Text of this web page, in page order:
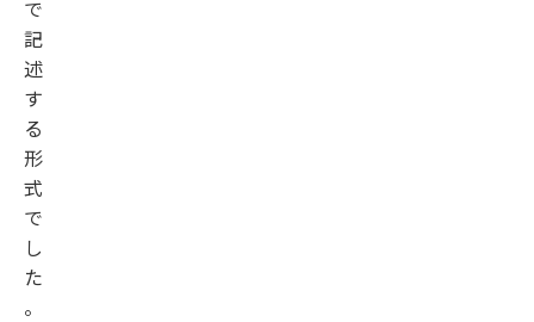
で
記
述
す
る
形
式
で
し
た
。